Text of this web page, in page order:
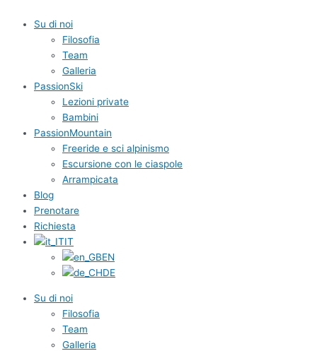
Su di noi
Filosofia
Team
Galleria
PassionSki
Lezioni private
Bambini
PassionMountain
Freeride e sci alpinismo
Escursione con le ciaspole
Arrampicata
Blog
Prenotare
Richiesta
IT
EN
DE
Su di noi
Filosofia
Team
Galleria